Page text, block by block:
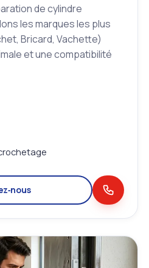
de cylindre
les marques les plus
Bricard, Vachette)
et une compatibilité